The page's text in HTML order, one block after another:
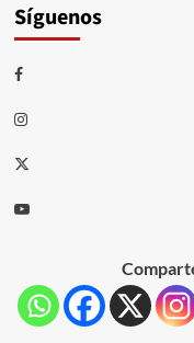
Síguenos